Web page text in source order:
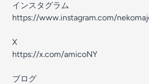
インスタグラム
https://www.instagram.com/
X
https://x.com/amicoNY
ブログ